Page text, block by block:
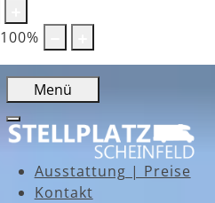
100%
Menü
Ausstattung | Preise
Kontakt